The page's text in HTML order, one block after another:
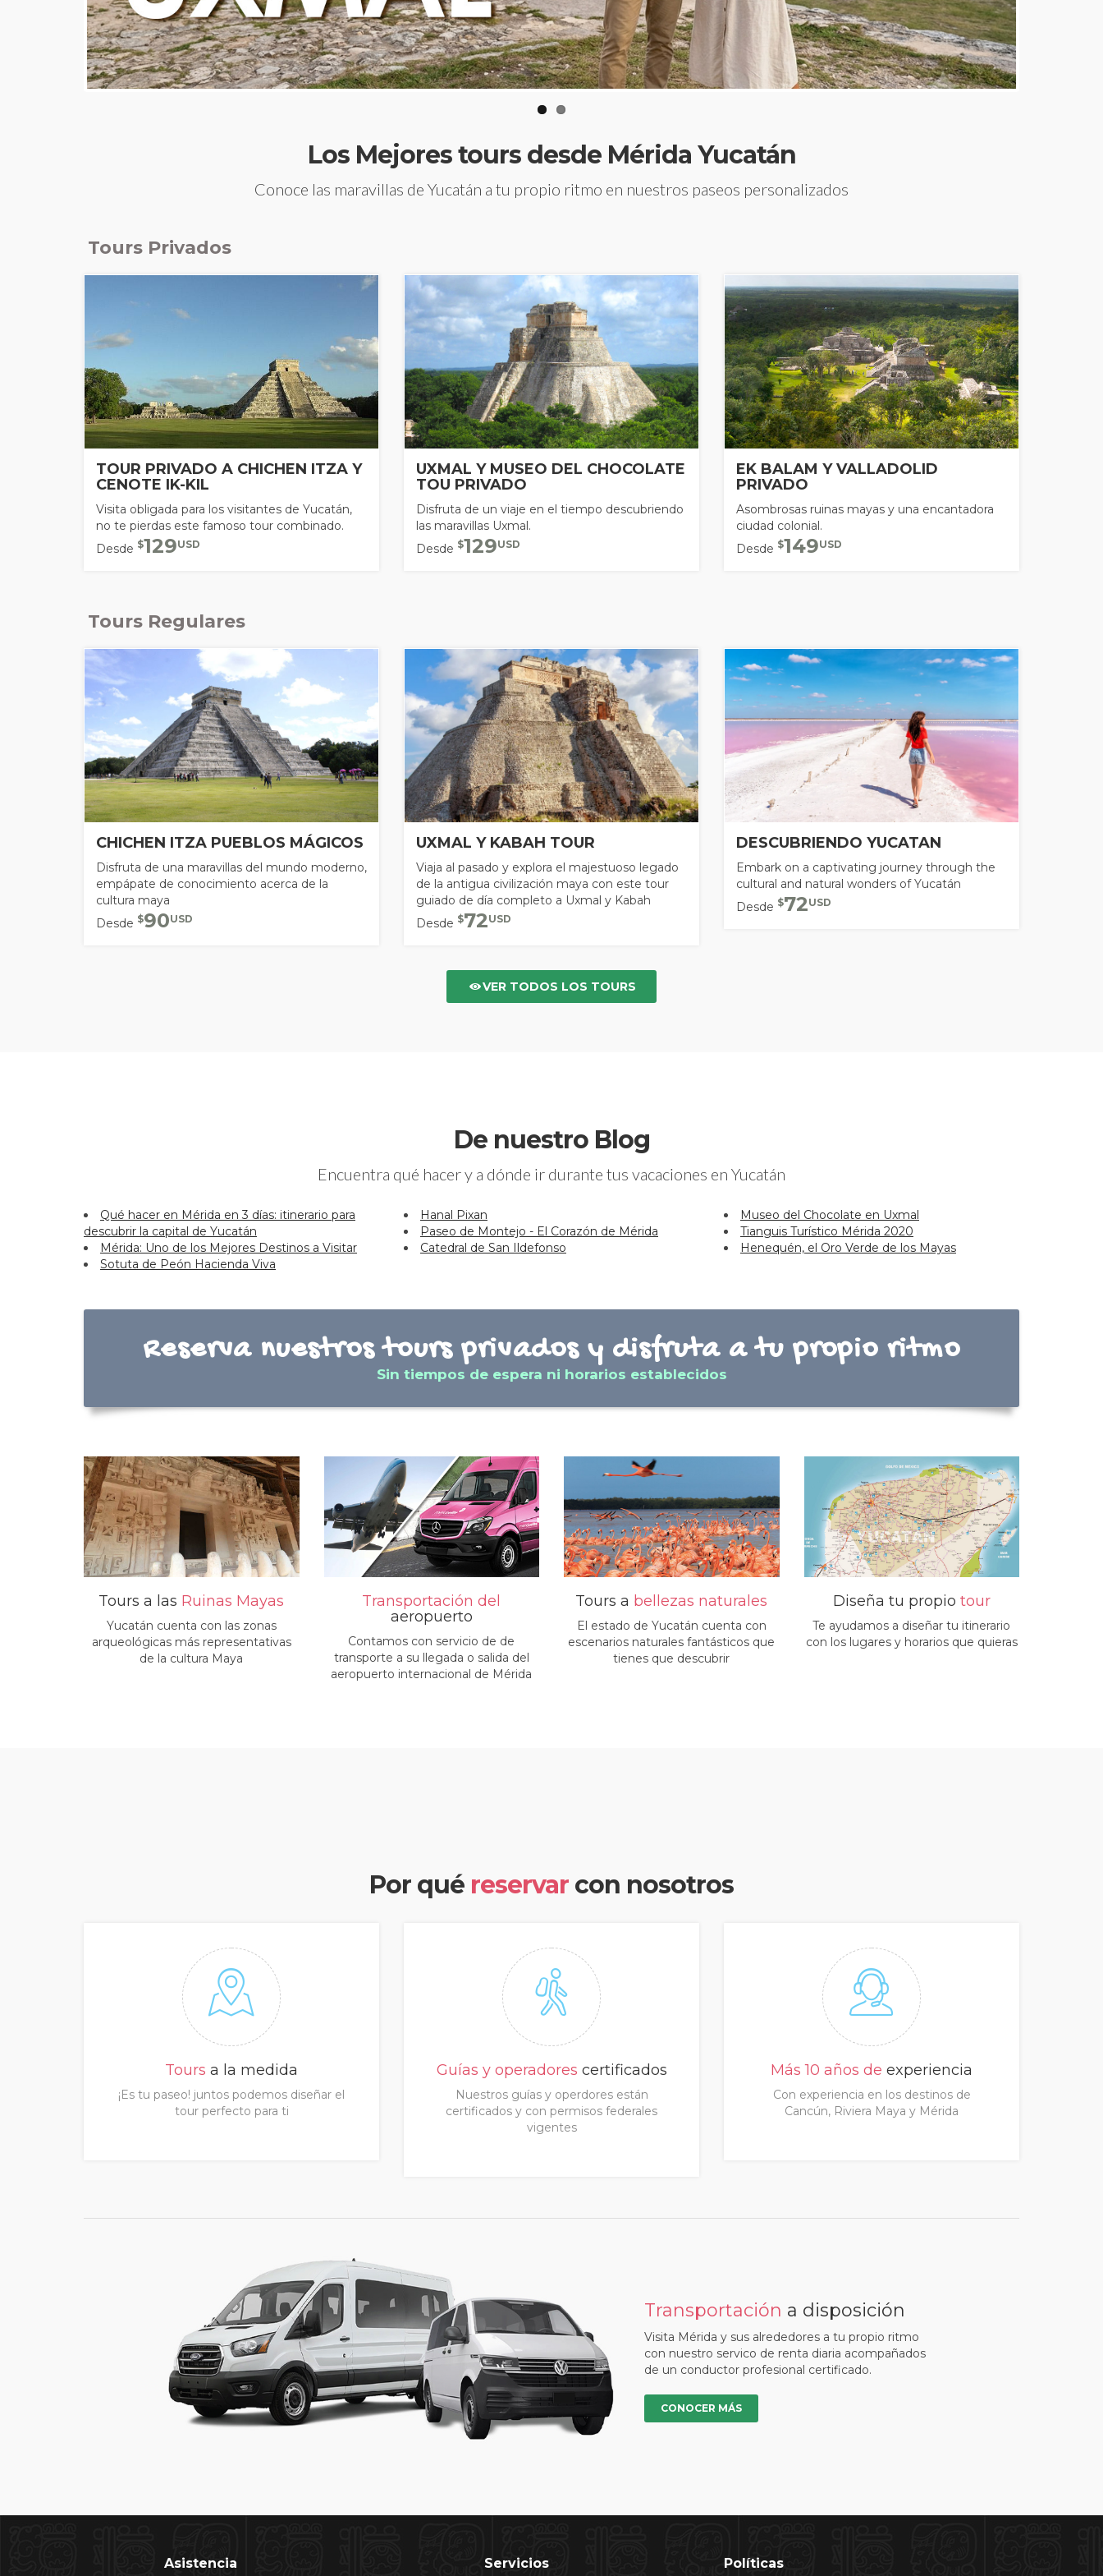
Los Mejores tours desde Mérida Yucatán
Conoce las maravillas de Yucatán a tu propio ritmo en nuestros paseos personalizados
Tours Privados
TOUR PRIVADO A CHICHEN ITZA Y
CENOTE IK-KIL
Visita obligada para los visitantes de Yucatán,
no te pierdas este famoso tour combinado.
Desde $129USD
UXMAL Y MUSEO DEL CHOCOLATE
TOU PRIVADO
Disfruta de un viaje en el tiempo descubriendo
las maravillas Uxmal.
Desde $129USD
EK BALAM Y VALLADOLID
PRIVADO
Asombrosas ruinas mayas y una encantadora
ciudad colonial.
Desde $149USD
Tours Regulares
CHICHEN ITZA PUEBLOS MÁGICOS
Disfruta de una maravillas del mundo moderno,
empápate de conocimiento acerca de la
cultura maya
Desde $90USD
UXMAL Y KABAH TOUR
Viaja al pasado y explora el majestuoso legado
de la antigua civilización maya con este tour
guiado de día completo a Uxmal y Kabah
Desde $72USD
DESCUBRIENDO YUCATAN
Embark on a captivating journey through the
cultural and natural wonders of Yucatán
Desde $72USD
VER TODOS LOS TOURS
De nuestro Blog
Encuentra qué hacer y a dónde ir durante tus vacaciones en Yucatán
Qué hacer en Mérida en 3 días: itinerario para
descubrir la capital de Yucatán
Mérida: Uno de los Mejores Destinos a Visitar
Sotuta de Peón Hacienda Viva
Hanal Pixan
Paseo de Montejo - El Corazón de Mérida
Catedral de San Ildefonso
Museo del Chocolate en Uxmal
Tianguis Turístico Mérida 2020
Henequén, el Oro Verde de los Mayas
Reserva nuestros tours privados y disfruta a tu propio ritmo
Sin tiempos de espera ni horarios establecidos
Tours a las Ruinas Mayas
Yucatán cuenta con las zonas
arqueológicas más representativas
de la cultura Maya
Transportación del
aeropuerto
Contamos con servicio de de
transporte a su llegada o salida del
aeropuerto internacional de Mérida
Tours a bellezas naturales
El estado de Yucatán cuenta con
escenarios naturales fantásticos que
tienes que descubrir
Diseña tu propio tour
Te ayudamos a diseñar tu itinerario
con los lugares y horarios que quieras
Por qué reservar con nosotros
Tours a la medida
¡Es tu paseo! juntos podemos diseñar el
tour perfecto para ti
Guías y operadores certificados
Nuestros guías y operdores están
certificados y con permisos federales
vigentes
Más 10 años de experiencia
Con experiencia en los destinos de
Cancún, Riviera Maya y Mérida
Transportación a disposición
Visita Mérida y sus alrededores a tu propio ritmo
con nuestro servico de renta diaria acompañados
de un conductor profesional certificado.
CONOCER MÁS
Asistencia Servicios Políticas